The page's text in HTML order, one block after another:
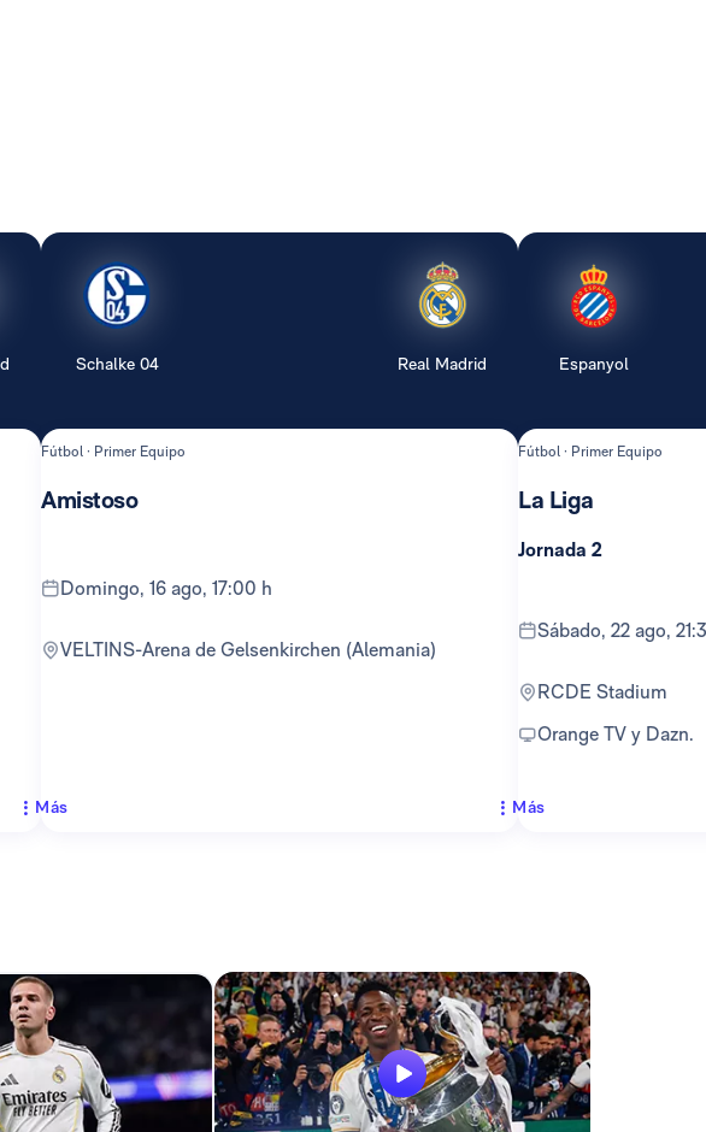
Schalke 04 Real Madrid
Fútbol · Primer Equipo
Amistoso
domingo, 16 ago, 17:00 h
VELTINS-Arena de Gelsenkirchen (Alemania)
Más
Espanyol
Fútbol · Primer Equipo
La Liga
Jornada 2
sábado, 22 ago,
RCDE Stadium
Orange TV y Dazn.
Más